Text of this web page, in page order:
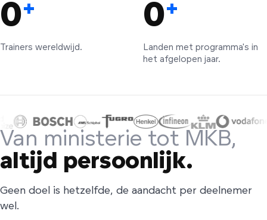
0+
Trainers wereldwijd.
0+
Landen met programma's in
het afgelopen jaar.
Van ministerie tot MKB,
altijd persoonlijk.
Geen doel is hetzelfde, de aandacht per deelnemer
wel.